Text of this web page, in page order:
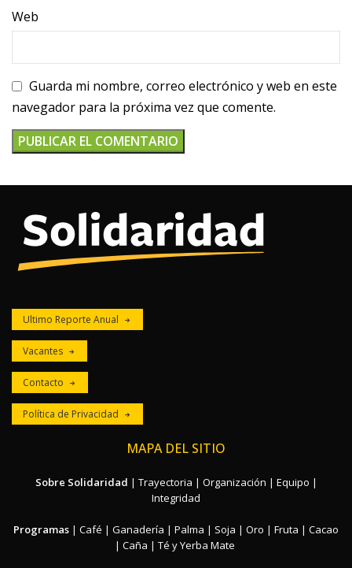
Web
Guarda mi nombre, correo electrónico y web en este
navegador para la próxima vez que comente.
Ultimo Reporte Anual
Vacantes
Contacto
Política de Privacidad
MAPA DEL SITIO
Sobre Solidaridad | Trayectoria | Organización | Equipo |
Integridad
Programas | Café | Ganadería | Palma | Soja | Oro | Fruta | Cacao
| Caña | Té y Yerba Mate